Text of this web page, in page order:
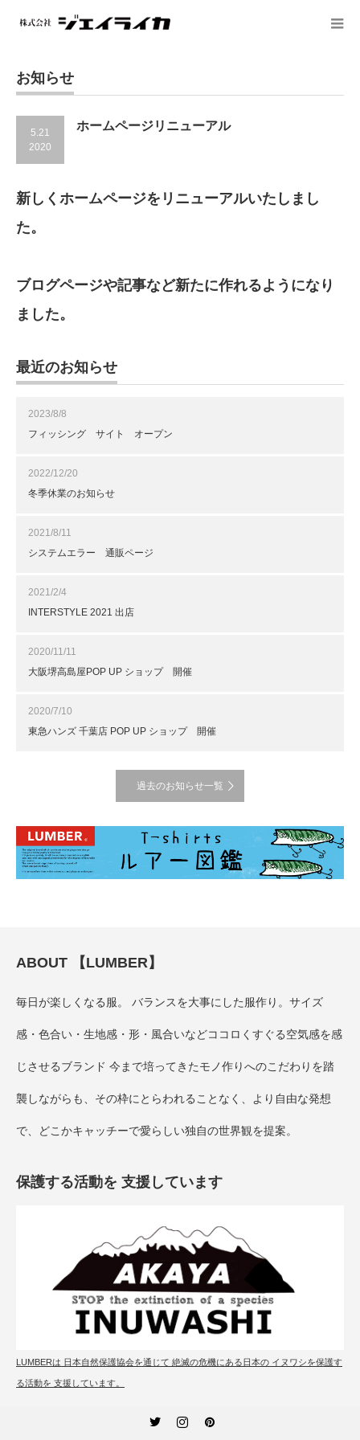
お知らせ
5.21
2020
ホームページリニューアル
新しくホームページをリニューアルいたしまし
た。
ブログページや記事など新たに作れるようになり
ました。
最近のお知らせ
2023/8/8
フィッシング サイト オープン
2022/12/20
冬季休業のお知らせ
2021/8/11
システムエラー 通販ページ
2021/2/4
INTERSTYLE 2021 出店
2020/11/11
大阪堺高島屋POP UP ショップ 開催
2020/7/10
東急ハンズ 千葉店 POP UP ショップ 開催
過去のお知らせ一覧
ABOUT 【LUMBER】
毎日が楽しくなる服。 バランスを大事にした服作り。サイズ
感・色合い・生地感・形・風合いなどココロくすぐる空気感を感
じさせるブランド 今まで培ってきたモノ作りへのこだわりを踏
襲しながらも、その枠にとらわれることなく、より自由な発想
で、どこかキャッチーで愛らしい独自の世界観を提案。
保護する活動を 支援しています
LUMBERは 日本自然保護協会を通じて 絶滅の危機にある日本の イヌワシを保護す
る活動を 支援しています。